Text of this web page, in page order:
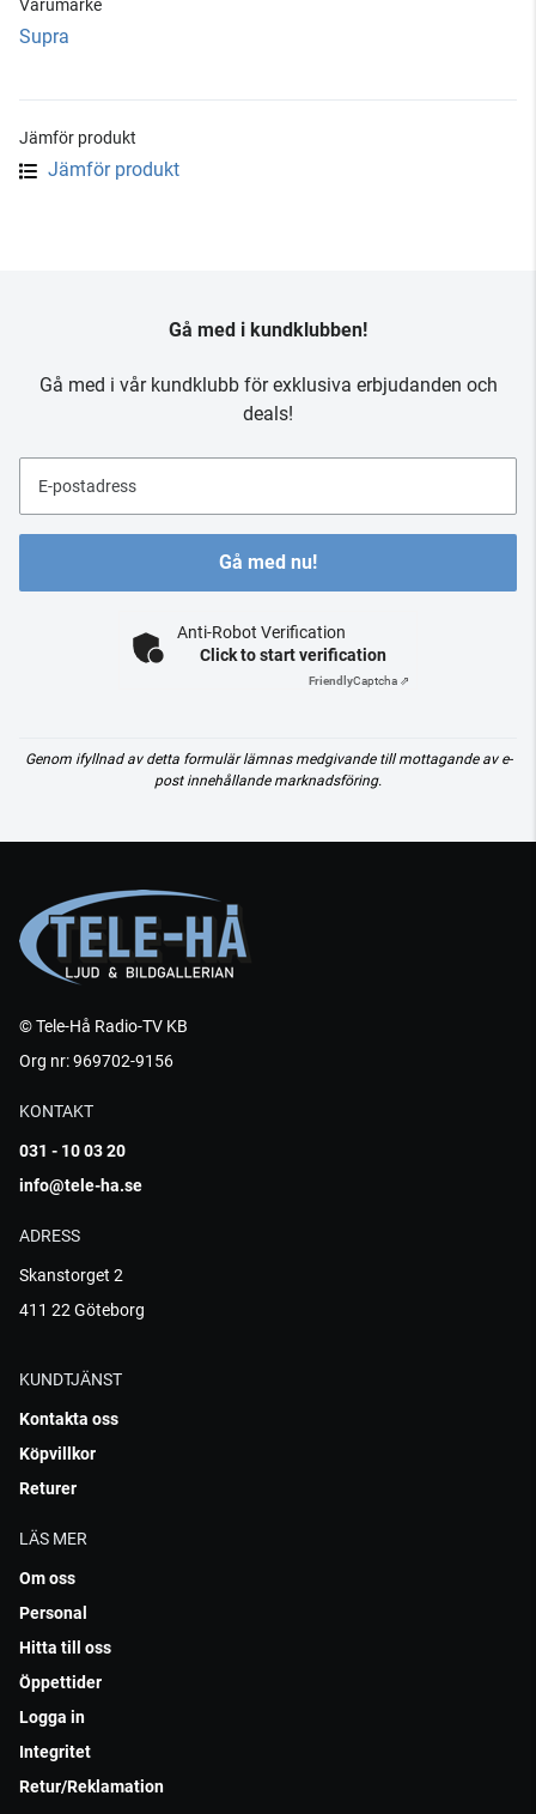
Varumärke
Supra
Jämför produkt
Jämför produkt
Gå med i kundklubben!
Gå med i vår kundklubb för exklusiva erbjudanden och
deals!
E-postadress
Gå med nu!
Anti-Robot Verification
Click to start verification
FriendlyCaptcha ⇗
Genom ifyllnad av detta formulär lämnas medgivande till mottagande av e-
post innehållande marknadsföring.
© Tele-Hå Radio-TV KB
Org nr: 969702-9156
KONTAKT
031 - 10 03 20
info@tele-ha.se
ADRESS
Skanstorget 2
411 22 Göteborg
KUNDTJÄNST
Kontakta oss
Köpvillkor
Returer
LÄS MER
Om oss
Personal
Hitta till oss
Öppettider
Logga in
Integritet
Retur/Reklamation